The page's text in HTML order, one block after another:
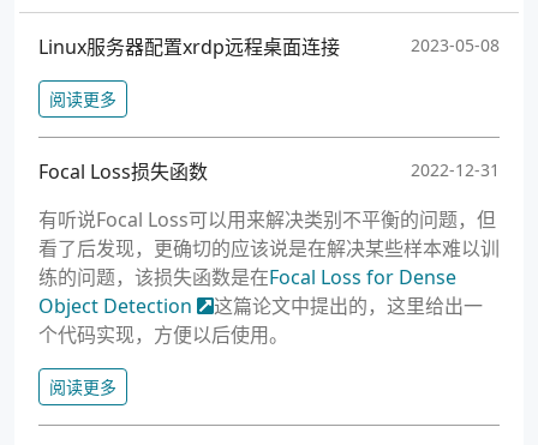
Linux服务器配置xrdp远程桌面连接 2023-05-08
阅读更多
Focal Loss损失函数 2022-12-31
有听说Focal Loss可以用来解决类别不平衡的问题，但
看了后发现，更确切的应该说是在解决某些样本难以训
练的问题，该损失函数是在Focal Loss for Dense
Object Detection
这篇论文中提出的，这里给出一
个代码实现，方便以后使用。
阅读更多